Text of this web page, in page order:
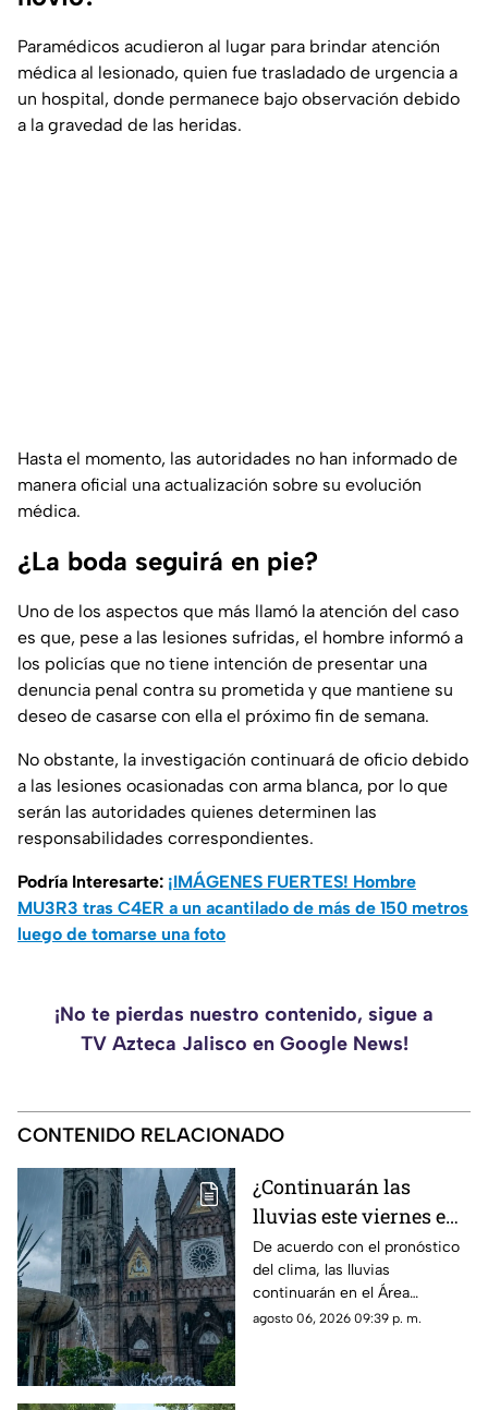
Paramédicos acudieron al lugar para brindar atención
médica al lesionado, quien fue trasladado de urgencia a
un hospital, donde permanece bajo observación debido
a la gravedad de las heridas.
Hasta el momento, las autoridades no han informado de
manera oficial una actualización sobre su evolución
médica.
¿La boda seguirá en pie?
Uno de los aspectos que más llamó la atención del caso
es que, pese a las lesiones sufridas, el hombre informó a
los policías que no tiene intención de presentar una
denuncia penal contra su prometida y que mantiene su
deseo de casarse con ella el próximo fin de semana.
No obstante, la investigación continuará de oficio debido
a las lesiones ocasionadas con arma blanca, por lo que
serán las autoridades quienes determinen las
responsabilidades correspondientes.
Podría Interesarte: ¡IMÁGENES FUERTES! Hombre
MU3R3 tras C4ER a un acantilado de más de 150 metros
luego de tomarse una foto
¡No te pierdas nuestro contenido, sigue a
TV Azteca Jalisco en Google News!
CONTENIDO RELACIONADO
¿Continuarán las
lluvias este viernes en
Guadalajara? Este es el
pronóstico del clima
hoy 7 de agosto
De acuerdo con el pronóstico
del clima, las lluvias
continuarán en el Área
Metropolitana de Guadalajara
agosto 06, 2026 09:39 p. m.